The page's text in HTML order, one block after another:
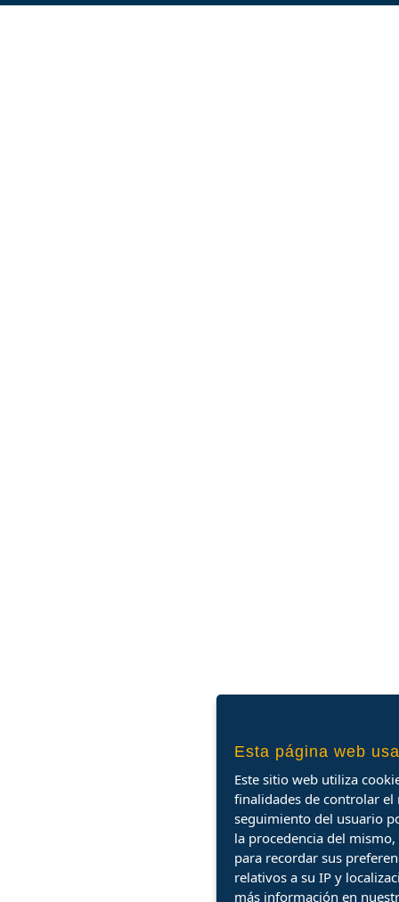
Esta página web
Este sitio web utiliza
finalidades de controlar el
seguimiento del usuario
la procedencia del
para recordar sus
relativos a su IP y
más información en